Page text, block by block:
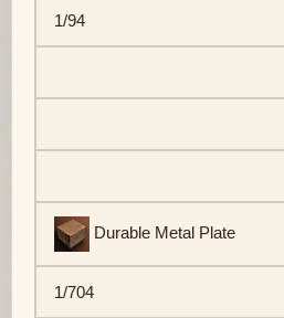
1/94
Durable Metal Plate
1/704